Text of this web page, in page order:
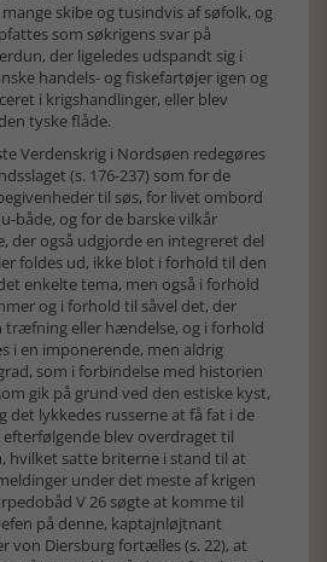
skibe og tusindvis af søfolk, og
som søkrigens svar på
der ligeledes udspandt sig i
handels- og fiskefartøjer igen og
i krigshandlinger, eller blev
tyske flåde.
Verdenskrig i Nordsøen redegøres
(s. 176-237) som for de
til søs, for livet ombord
både, og for de barske vilkår
der også udgjorde en integreret del
foldes ud, ikke blot i forhold til den
enkelte tema, men også i forhold
og i forhold til såvel det, der
træfning eller hændelse, og i forhold
i en imponerende, men aldrig
som i forbindelse med historien
gik på grund ved den estiske kyst,
det lykkedes russerne at få fat i de
blev overdraget til
hvilket satte briterne i stand til at
under det meste af krigen
V 26 søgte at komme til
på denne, kaptajnløjtnant
von Diersburg fortælles (s. 22), at